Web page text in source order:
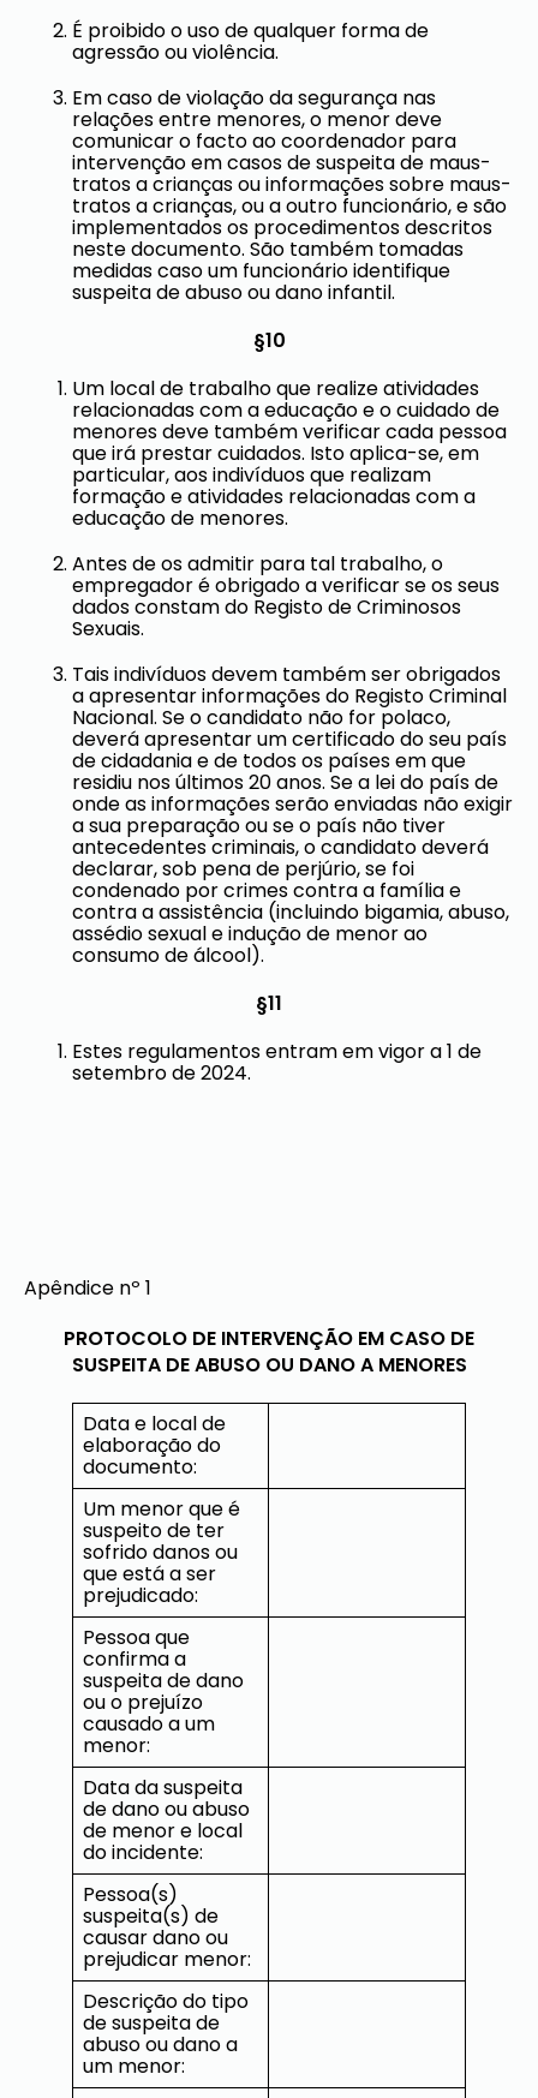
É proibido o uso de qualquer forma de
agressão ou violência.
Em caso de violação da segurança nas
relações entre menores, o menor deve
comunicar o facto ao coordenador para
intervenção em casos de suspeita de maus-
tratos a crianças ou informações sobre maus-
tratos a crianças, ou a outro funcionário, e são
implementados os procedimentos descritos
neste documento. São também tomadas
medidas caso um funcionário identifique
suspeita de abuso ou dano infantil.
§10
Um local de trabalho que realize atividades
relacionadas com a educação e o cuidado de
menores deve também verificar cada pessoa
que irá prestar cuidados. Isto aplica-se, em
particular, aos indivíduos que realizam
formação e atividades relacionadas com a
educação de menores.
Antes de os admitir para tal trabalho, o
empregador é obrigado a verificar se os seus
dados constam do Registo de Criminosos
Sexuais.
Tais indivíduos devem também ser obrigados
a apresentar informações do Registo Criminal
Nacional. Se o candidato não for polaco,
deverá apresentar um certificado do seu país
de cidadania e de todos os países em que
residiu nos últimos 20 anos. Se a lei do país de
onde as informações serão enviadas não exigir
a sua preparação ou se o país não tiver
antecedentes criminais, o candidato deverá
declarar, sob pena de perjúrio, se foi
condenado por crimes contra a família e
contra a assistência (incluindo bigamia, abuso,
assédio sexual e indução de menor ao
consumo de álcool).
§11
Estes regulamentos entram em vigor a 1 de
setembro de 2024.
Apêndice nº 1
PROTOCOLO DE INTERVENÇÃO EM CASO DE
SUSPEITA DE ABUSO OU DANO A MENORES
Data e local de
elaboração do
documento:
Um menor que é
suspeito de ter
sofrido danos ou
que está a ser
prejudicado:
Pessoa que
confirma a
suspeita de dano
ou o prejuízo
causado a um
menor:
Data da suspeita
de dano ou abuso
de menor e local
do incidente:
Pessoa(s)
suspeita(s) de
causar dano ou
prejudicar menor:
Descrição do tipo
de suspeita de
abuso ou dano a
um menor: